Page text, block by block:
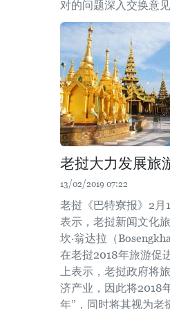
对的问题深入交换意见
老挝大力发展旅
13/02/2019 07:22
老挝《巴特寮报》2月
表示，老挝新闻文化
坎·翁达拉（
在老挝2018年旅游促
上表示，老挝政府将
济产业，因此将2018
年”，同时将其视为老